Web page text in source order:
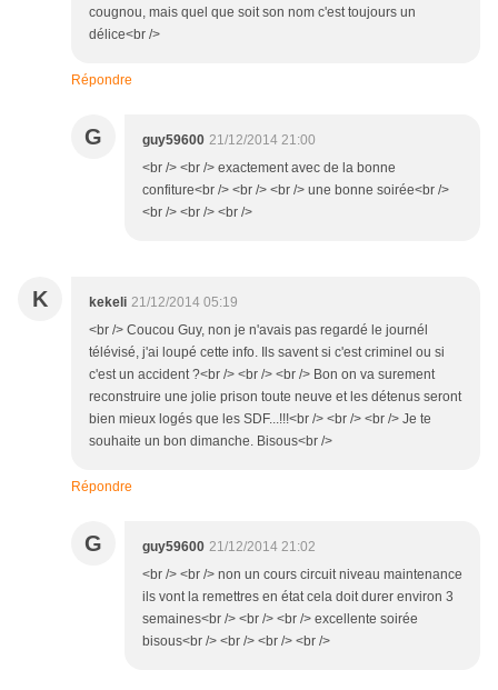
cougnou, mais quel que soit son nom c'est toujours un
délice<br />
Répondre
G guy59600 21/12/2014 21:00
<br /> <br /> exactement avec de la bonne
confiture<br /> <br /> <br /> une bonne soirée<br />
<br /> <br /> <br />
K kekeli 21/12/2014 05:19
<br /> Coucou Guy, non je n'avais pas regardé le journél
télévisé, j'ai loupé cette info. Ils savent si c'est criminel ou si
c'est un accident ?<br /> <br /> <br /> Bon on va surement
reconstruire une jolie prison toute neuve et les détenus seront
bien mieux logés que les SDF...!!!<br /> <br /> <br /> Je te
souhaite un bon dimanche. Bisous<br />
Répondre
G guy59600 21/12/2014 21:02
<br /> <br /> non un cours circuit niveau maintenance
ils vont la remettres en état cela doit durer environ 3
semaines<br /> <br /> <br /> excellente soirée
bisous<br /> <br /> <br /> <br />